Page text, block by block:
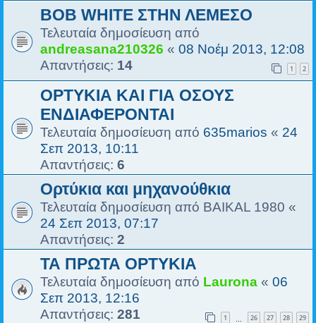
BOB WHITE ΣΤΗΝ ΛΕΜΕΣΟ
Τελευταία δημοσίευση από
andreasana210326 « 08 Νοέμ 2013, 12:08
Απαντήσεις: 14 1 2
ΟΡΤΥΚΙΑ ΚΑΙ ΓΙΑ ΟΣΟΥΣ
ΕΝΔΙΑΦΕΡΟΝΤΑΙ
Τελευταία δημοσίευση από 635marios « 24
Σεπ 2013, 10:11
Απαντήσεις: 6
Ορτύκια και μηχανούθκια
Τελευταία δημοσίευση από BAIKAL 1980 «
24 Σεπ 2013, 07:17
Απαντήσεις: 2
ΤΑ ΠΡΩΤΑ ΟΡΤΥΚΙΑ
Τελευταία δημοσίευση από Laurona « 06
Σεπ 2013, 12:16
Απαντήσεις: 281 1 26 27 28 29